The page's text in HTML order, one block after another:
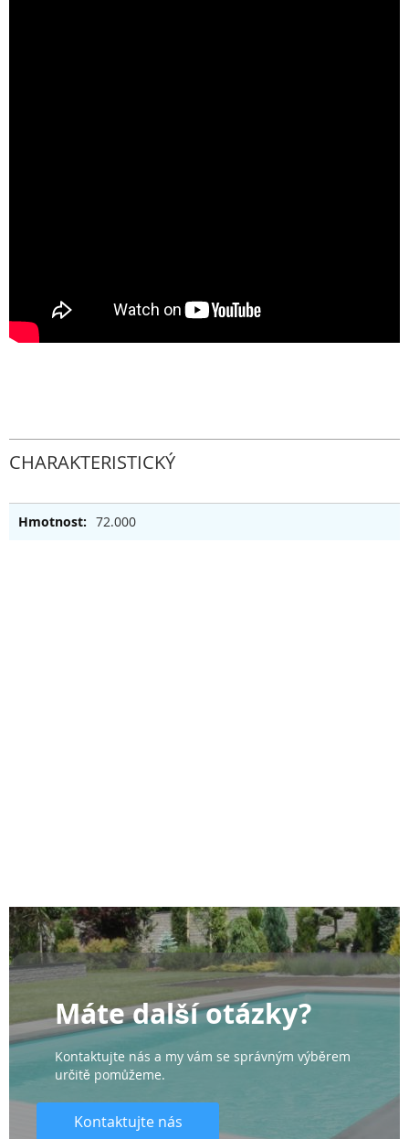
CHARAKTERISTICKÝ
72.000
Máte další otázky?
Kontaktujte nás a my vám se správným výběrem
určitě pomůžeme.
Kontaktujte nás